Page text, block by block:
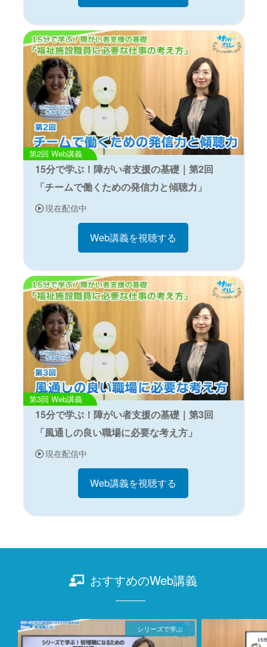
Web講義
15分で学ぶ！障がい者支援の基礎｜第2回
「チームで働くための発信力と傾聴力」
現在配信中
Web講義を視聴する
Web講義
15分で学ぶ！障がい者支援の基礎｜第3回
「風通しの良い職場に必要な考え方」
現在配信中
Web講義を視聴する
おすすめのWeb講義
シリーズで学ぶ